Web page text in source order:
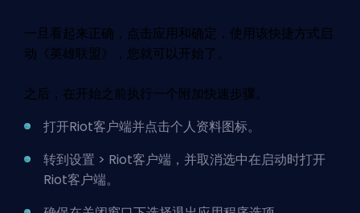
一旦看起来正确，点击应用和确定，使用该快捷方式启
动《英雄联盟》，您就可以开始了。
之后，在开始之前执行一个附加快速步骤。
打开Riot客户端并点击个人资料图标。
转到设置 > Riot客户端，并取消选中在启动时打开
Riot客户端。